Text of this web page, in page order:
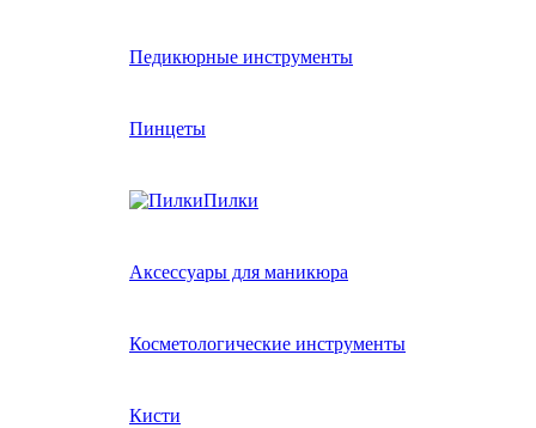
Педикюрные инструменты
Пинцеты
Пилки
Аксессуары для маникюра
Косметологические инструменты
Кисти